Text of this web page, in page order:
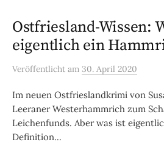
Ostfriesland-Wissen:
eigentlich ein
Veröffentlicht am 30. April 2020
Im neuen Ostfrieslandkrimi von
Leeraner Westerhammrich zum
Leichenfunds. Aber was ist
Definition...